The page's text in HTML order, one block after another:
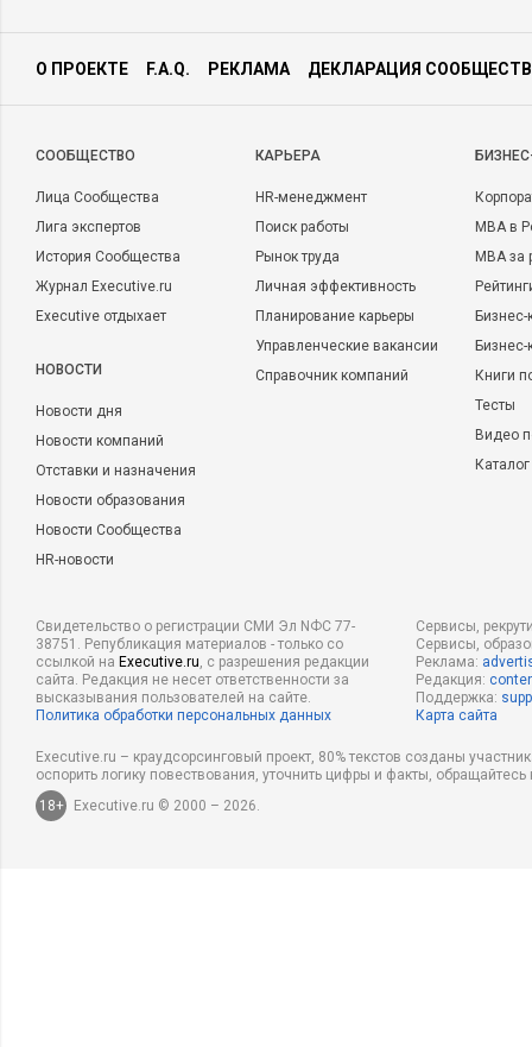
О ПРОЕКТЕ F.A.Q. РЕКЛАМА ДЕКЛАРАЦИЯ
CООБЩЕСТВО
Лица Сообщества
Лига экспертов
История Сообщества
Журнал Executive.ru
Executive отдыхает
НОВОСТИ
Новости дня
Новости компаний
Отставки и назначения
Новости образования
Новости Сообщества
HR-новости
КАРЬЕРА
HR-менеджмент
Поиск работы
Рынок труда
Личная эффективность
Планирование карьеры
Управленческие вакансии
Справочник компаний
MBA в
MBA
Бизнес-
Книги
Тесты
Видео
Свидетельство о регистрации СМИ Эл NФС 77-
38751. Републикация материалов - только со
ссылкой на Executive.ru, с разрешения редакции
сайта. Редакция не несет ответственности за
высказывания пользователей на сайте.
Политика обработки персональных данных
Сервисы,
Сервисы,
Реклама:
Редакция:
Поддержка:
Карта сайта
Executive.ru – краудсорсинговый проект, 80% текстов созданы
оспорить логику повествования, уточнить цифры и факты,
18+
Executive.ru © 2000 – 2026.